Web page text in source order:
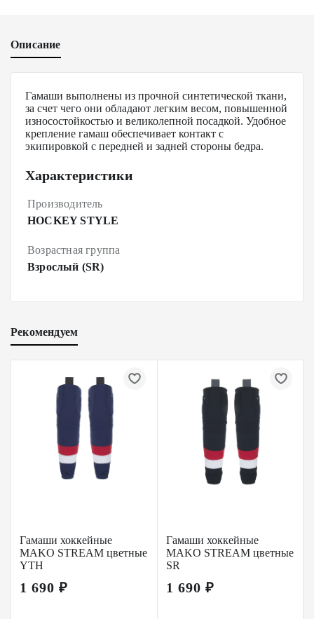
Описание
Гамаши выполнены из прочной синтетической ткани,
за счет чего они обладают легким весом, повышенной
износостойкостью и великолепной посадкой. Удобное
крепление гамаш обеспечивает контакт с
экипировкой с передней и задней стороны бедра.
Характеристики
Производитель
HOCKEY STYLE
Возрастная группа
Взрослый (SR)
Рекомендуем
Гамаши хоккейные
MAKO STREAM цветные
YTH
1 690 ₽
Гамаши хоккейные
MAKO STREAM цветные
SR
1 690 ₽